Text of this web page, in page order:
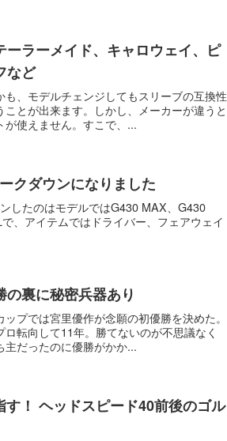
ラーメイド、キャロウェイ、ピ
など
、モデルチェンジしてもスリーブの互換性
とが出来ます。しかし、メーカーが違うと
使えません。すこで、...
クダウンになりました
したのはモデルではG430 MAX、G430
、アイテムではドライバー、フェアウェイ
裏に秘密兵器あり
プでは宮里優作が念願の初優勝を決めた。
転向して11年。勝てないのが不思議なく
だったのに優勝がかか...
！ ヘッドスピード40前後のゴル